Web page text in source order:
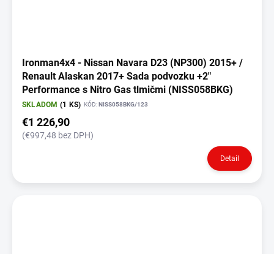
Ironman4x4 - Nissan Navara D23 (NP300) 2015+ /
Renault Alaskan 2017+ Sada podvozku +2"
Performance s Nitro Gas tlmičmi (NISS058BKG)
SKLADOM (1 KS) KÓD:NISS058BKG/123
€1 226,90
(€997,48 bez DPH)
Detail